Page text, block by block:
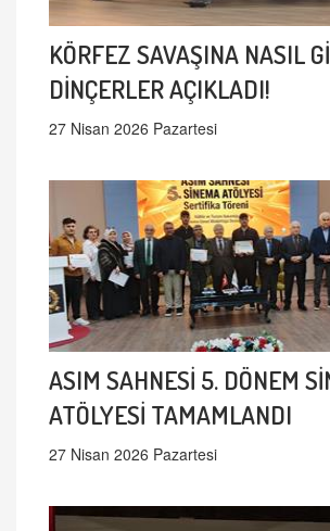
KÖRFEZ SAVAŞINA NASIL
DİNÇERLER AÇIKLADI!
27 Nisan 2026 Pazartesi
ASIM SAHNESİ 5. DÖNEM
ATÖLYESİ TAMAMLANDI
27 Nisan 2026 Pazartesi